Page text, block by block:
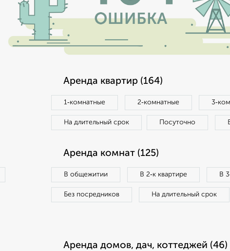
Аренда квартир (164)
1‑комнатные 2‑комнатные
На длительный срок Посуточно
Аренда комнат (125)
В общежитии В 2‑к квартире В
Без посредников На длительный срок
Аренда домов, дач, коттеджей (46)